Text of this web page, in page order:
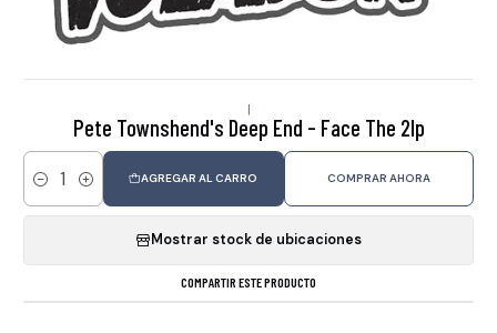
|
Pete Townshend's Deep End - Face The 2lp
Cantidad
AGREGAR AL CARRO COMPRAR AHORA
Mostrar stock de ubicaciones
COMPARTIR ESTE PRODUCTO